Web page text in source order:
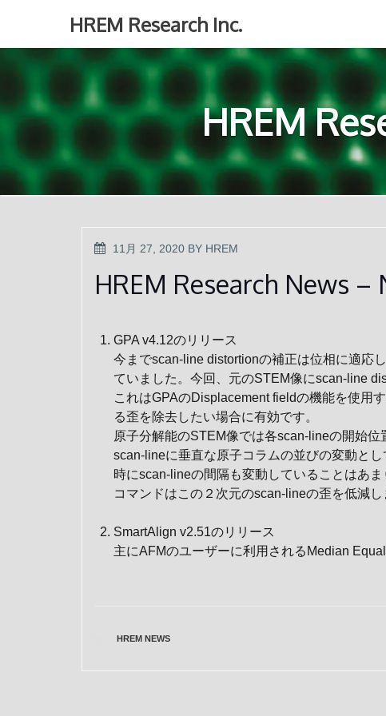
content
HREM Research Inc.
HREM
POSTED
11月 27, 2020 BY HREM
HREM Research News
GPA v4.12のリリース
今までscan-line distortionの補正は位相に適応
ていました。今回、元のSTEM像にscan-line
これはGPAのDisplacement fieldの機能を使用
る歪を除去したい場合に有効です。
原子分解能のSTEM像では各scan-lineの開始
scan-lineに垂直な原子コラムの並びの変動と
時にscan-lineの間隔も変動していることはあ
コマンドはこの２次元のscan-lineの歪を低減し
SmartAlign v2.51のリリース
主にAFMのユーザーに利用されるMedian
CATEGORIES
HREM NEWS